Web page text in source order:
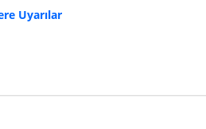
Uyarılar